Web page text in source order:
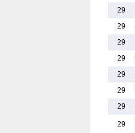
29
29
29
29
29
29
29
29